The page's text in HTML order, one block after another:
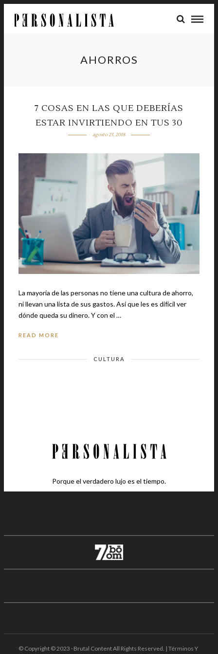
AHORROS
7 COSAS EN LAS QUE DEBERÍAS
ESTAR INVIRTIENDO EN TUS 30
agosto 23, 2018
La mayoría de las personas no tiene una cultura de ahorro,
ni llevan una lista de sus gastos. Así que les es difícil ver
dónde queda su dinero. Y con el …
READ MORE
CULTURA
Porque el verdadero lujo es el tiempo.
© Copyright © 2023 · Brutal Content All Rights Reserved. | Términos Y